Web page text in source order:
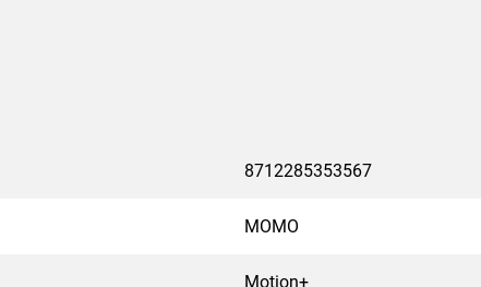
kabelbreuk en schade
ruimte voor meerdere
altijd netjes en verzorgd
8712285353567
MOMO
Motion+